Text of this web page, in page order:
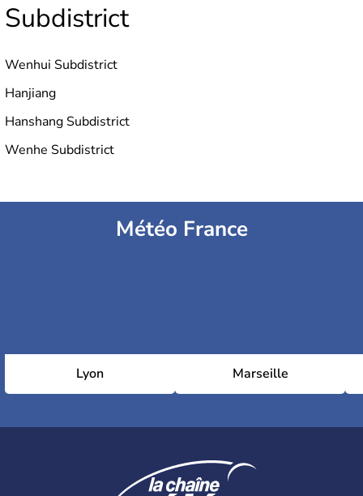
Subdistrict
Wenhui Subdistrict
Hanjiang
Hanshang Subdistrict
Wenhe Subdistrict
Météo France
Lyon Marseille